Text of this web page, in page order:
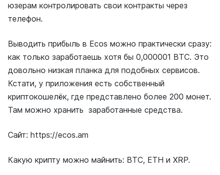
юзерам контролировать свои контракты через
телефон.
Выводить прибыль в Ecos можно практически сразу:
как только заработаешь хотя бы 0,000001 BTC. Это
довольно низкая планка для подобных сервисов.
Кстати, у приложения есть собственный
криптокошелёк, где представлено более 200 монет.
Там можно хранить заработанные средства.
Сайт: https://ecos.am
Какую крипту можно майнить: BTC, ETH и XRP.